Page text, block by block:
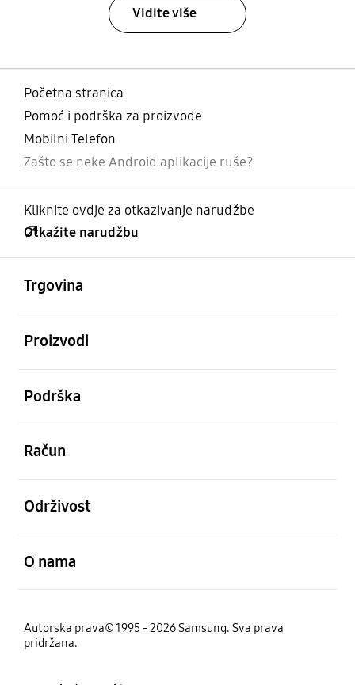
Vidite više
Početna stranica
Pomoć i podrška za proizvode
Mobilni Telefon
Zašto se neke Android aplikacije ruše?
Kliknite ovdje za otkazivanje narudžbe
Otkažite narudžbu
Trgovina
Proizvodi
Podrška
Račun
Održivost
O nama
Autorska prava© 1995 - 2026 Samsung. Sva prava
pridržana.